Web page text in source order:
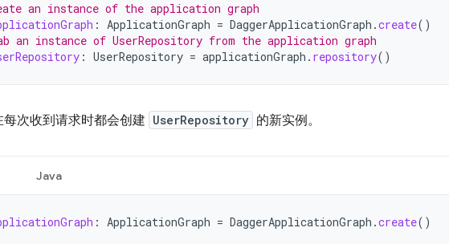
an instance of the application graph
: ApplicationGraph = DaggerApplicationGraph .create()
an instance of UserRepository from the application graph
: UserRepository = applicationGraph . repository()
次收到请求时都会创建 UserRepository 的新实例。
Java
: ApplicationGraph = DaggerApplicationGraph .create()